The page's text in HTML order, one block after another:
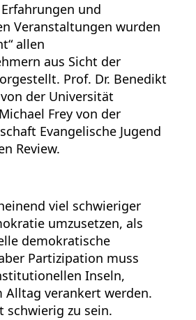
und
Veranstaltungen wurden
allen
aus Sicht der
Prof. Dr. Benedikt
der Universität
Frey von der
Evangelische Jugend
Review.
viel schwieriger
umzusetzen, als
demokratische
Partizipation muss
Inseln,
Alltag verankert werden.
schwierig zu sein.